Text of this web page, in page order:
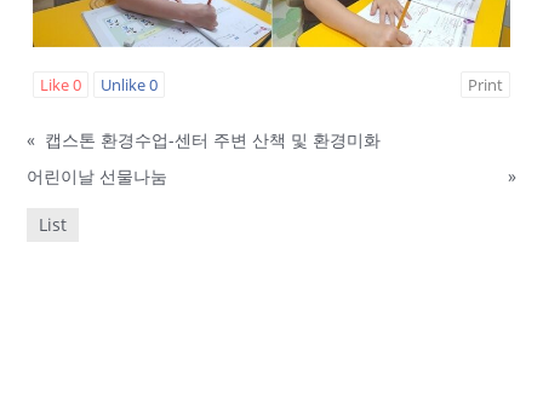
Like0 Unlike0 Print
« 캡스톤 환경수업-센터 주변 산책 및 환경미화
어린이날 선물나눔
»
List